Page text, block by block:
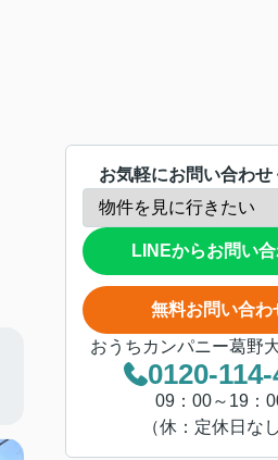
お気軽にお問い合わせ
LINEからお問い
無料お問い合わ
おうちカンパニー葛野
0120-
09：00～19：
（休：定休日なし